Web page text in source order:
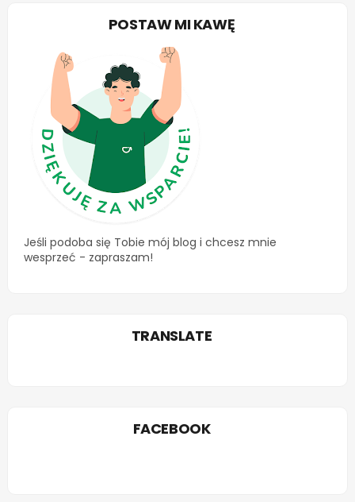
POSTAW MI KAWĘ
Jeśli podoba się Tobie mój blog i chcesz mnie
wesprzeć - zapraszam!
TRANSLATE
FACEBOOK